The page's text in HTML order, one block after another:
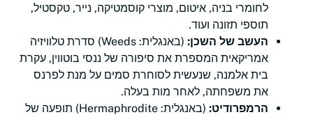
לחומרי בניה, איטום, מוצרי קוסמטיקה, נייר, טקסטיל,
תוספי תזונה ועוד.
העשב של השכן:
(באנגלית: Weeds) סדרת טלוויזיה
אמריקאית המספרת את סיפורה של ננסי בוטווין, עקרת
בית אלמנה, שנעשית לסוחרת סמים על מנת לפרנס
את משפחתה, לאחר מות בעלה.
הרמפרודיט:
(באנגלית: Hermaphrodite) תופעה של